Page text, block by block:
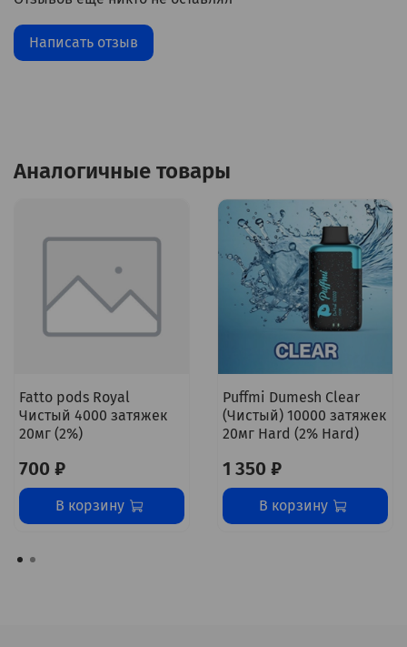
Написать отзыв
Аналогичные товары
Fatto pods Royal
Чистый 4000 затяжек
20мг (2%)
700 ₽
В корзину
Puffmi Dumesh Clear
(Чистый) 10000 затяжек
20мг Hard (2% Hard)
1 350 ₽
В корзину